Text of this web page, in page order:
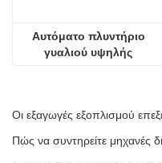
Αυτόματο πλυντήριο
γυαλιού υψηλής